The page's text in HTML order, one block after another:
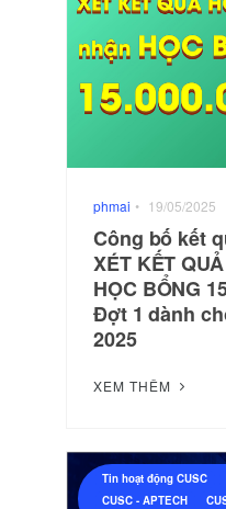
phmai • 19/05/2025
Công bố kết
XÉT KẾT
HỌC BỔNG
Đợt 1 dành
2025
XEM THÊM
Tin hoạt động CUSC
CUSC - APTECH